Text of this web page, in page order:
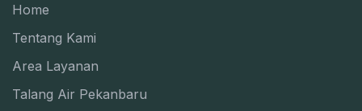
Home
Tentang Kami
Area Layanan
Talang Air Pekanbaru